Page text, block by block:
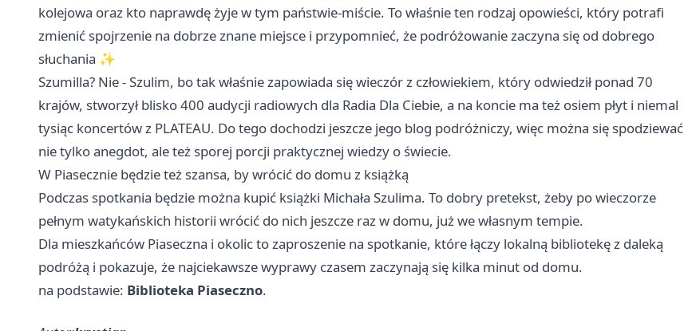
kolejowa oraz kto naprawdę żyje w tym państwie-miście. To właśnie ten rodzaj opowieści, który potrafi
zmienić spojrzenie na dobrze znane miejsce i przypomnieć, że podróżowanie zaczyna się od dobrego
słuchania ✨
Szumilla? Nie - Szulim, bo tak właśnie zapowiada się wieczór z człowiekiem, który odwiedził ponad 70
krajów, stworzył blisko 400 audycji radiowych dla Radia Dla Ciebie, a na koncie ma też osiem płyt i niemal
tysiąc koncertów z PLATEAU. Do tego dochodzi jeszcze jego blog podróżniczy, więc można się spodziewać
nie tylko anegdot, ale też sporej porcji praktycznej wiedzy o świecie.
W Piasecznie będzie też szansa, by wrócić do domu z książką
Podczas spotkania będzie można kupić książki Michała Szulima. To dobry pretekst, żeby po wieczorze
pełnym watykańskich historii wrócić do nich jeszcze raz w domu, już we własnym tempie.
Dla mieszkańców Piaseczna i okolic to zaproszenie na spotkanie, które łączy lokalną bibliotekę z daleką
podróżą i pokazuje, że najciekawsze wyprawy czasem zaczynają się kilka minut od domu.
na podstawie: Biblioteka Piaseczno.